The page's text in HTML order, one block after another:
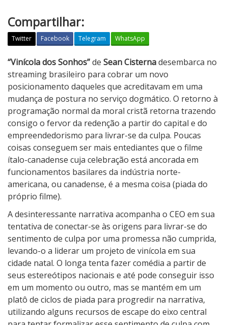
Compartilhar:
Twitter Facebook Telegram WhatsApp
V
i
n
í
c
o
l
a
d
o
s
S
n
h
o
s
“Vinícola dos Sonhos”de Sean Cisternadesembarca no
streaming brasileiro para cobrar um novo
posicionamento daqueles que acreditavam em uma
mudança de postura no serviço dogmático. O retorno à
programação normal da moral cristã retorna trazendo
consigo o fervor da redenção a partir do capital e do
empreendedorismo para livrar-se da culpa. Poucas
coisas conseguem ser mais entediantes que o filme
ítalo-canadense cuja celebração está ancorada em
funcionamentos basilares da indústria norte-
americana, ou canadense, é a mesma coisa (piada do
próprio filme).
A desinteressante narrativa acompanha o CEO em sua
tentativa de conectar-se às origens para livrar-se do
sentimento de culpa por uma promessa não cumprida,
levando-o a liderar um projeto de vinícola em sua
cidade natal. O longa tenta fazer comédia a partir de
seus estereótipos nacionais e até pode conseguir isso
em um momento ou outro, mas se mantém em um
platô de ciclos de piada para progredir na narrativa,
utilizando alguns recursos de escape do eixo central